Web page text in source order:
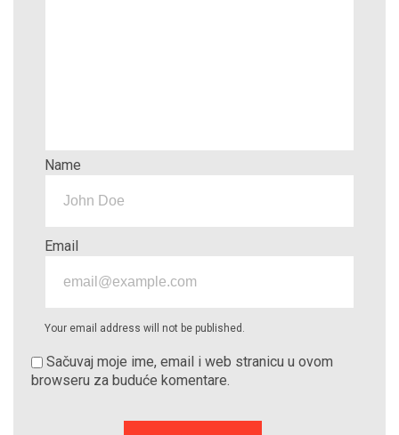
Name
Email
Your email address will not be published.
Sačuvaj moje ime, email i web stranicu u ovom
browseru za buduće komentare.